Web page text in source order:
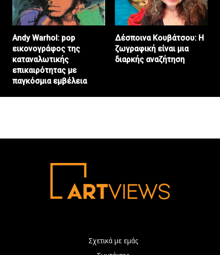
Andy Warhol: pop
εικονογράφος της
καταναλωτικής
επικαιρότητας με
παγκόσμια εμβέλεια
Δέσποινα Κουβάτσου: Η
ζωγραφική είναι μια
διαρκής αναζήτηση
Σχετικά με εμάς